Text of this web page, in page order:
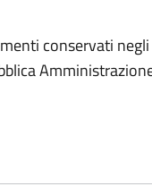
conservati